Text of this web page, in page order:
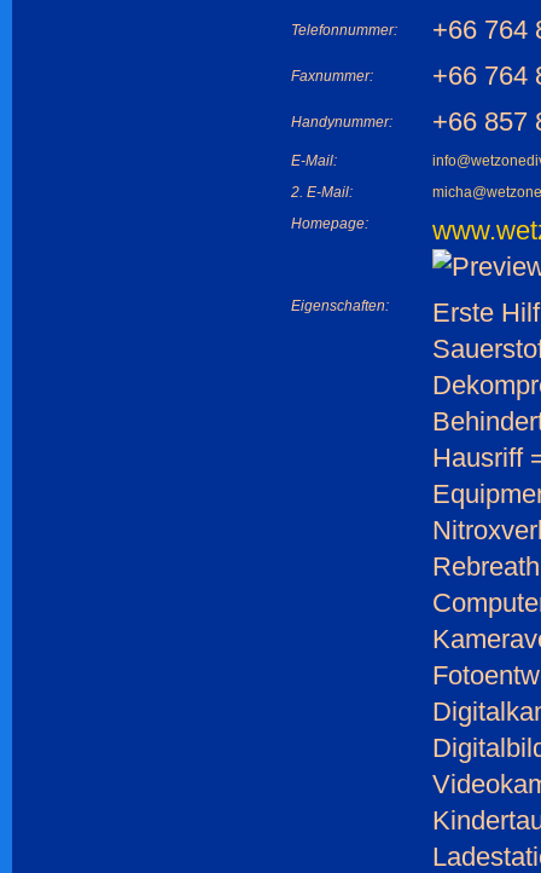
Telefonnummer: +66 764
Faxnummer: +66 764
Handynummer: +66 857
E-Mail:
2. E-Mail:
Homepage:
Eigenschaften:
Erste
Hausriff